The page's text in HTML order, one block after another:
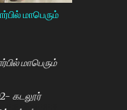
வருகிறார்.
கிடைக்காத
முன்பு 8 ம்
கல்லூரி
உயர்கல்வி
மாபெரும்
மாபெரும்
கடலூர்